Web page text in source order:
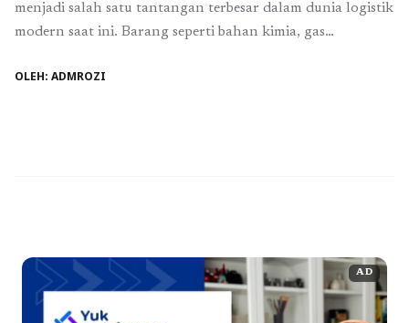
menjadi salah satu tantangan terbesar dalam dunia logistik
modern saat ini. Barang seperti bahan kimia, gas
membutuhkan penanganan khusus agar tidak
OLEH: ADMROZI
AD